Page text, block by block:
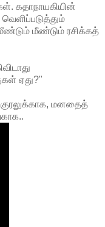
கதாநாயகியின்
மீண்டும் மீண்டும் ரசிக்கத்
ஏது?"
குரலுக்காக, மனதைத்